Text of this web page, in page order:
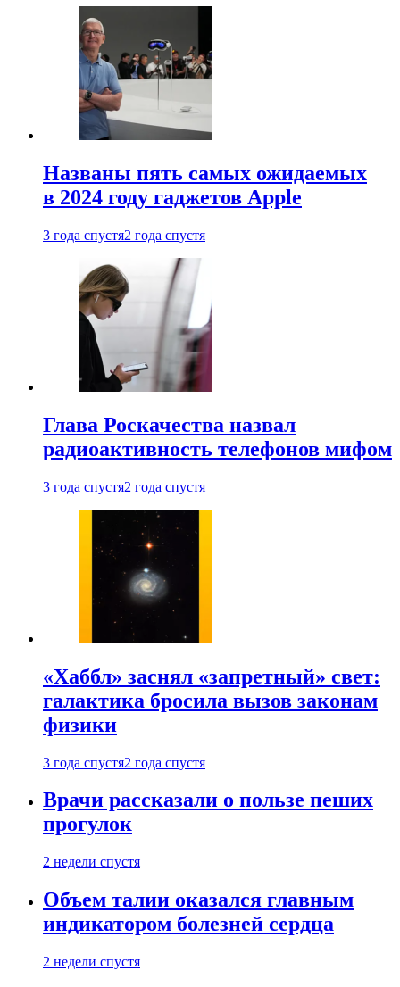
Названы пять самых ожидаемых
в 2024 году гаджетов Apple
3 года спустя2 года спустя
Глава Роскачества назвал
радиоактивность телефонов мифом
3 года спустя2 года спустя
«Хаббл» заснял «запретный» свет:
галактика бросила вызов законам
физики
3 года спустя2 года спустя
Врачи рассказали о пользе пеших
прогулок
2 недели спустя
Объем талии оказался главным
индикатором болезней сердца
2 недели спустя